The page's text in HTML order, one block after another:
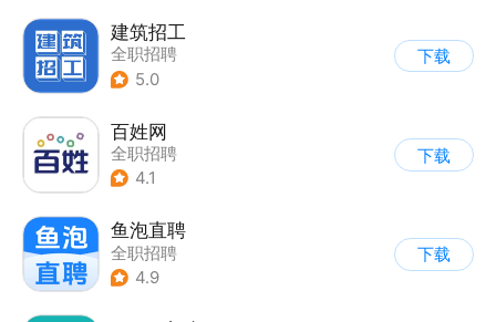
建筑招工
全职招聘
5.0
下载
百姓网
全职招聘
4.1
下载
鱼泡直聘
全职招聘
4.9
下载